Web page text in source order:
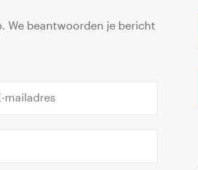
We beantwoorden je bericht